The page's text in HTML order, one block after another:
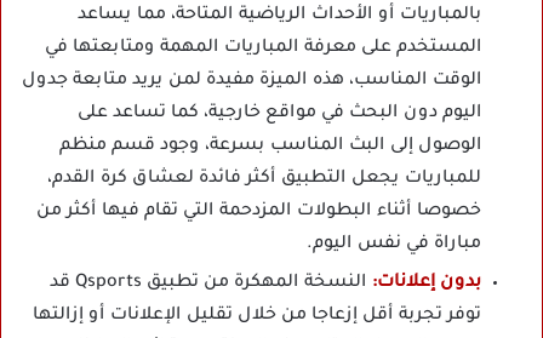
بالمباريات أو الأحداث الرياضية المتاحة، مما يساعد
المستخدم على معرفة المباريات المهمة ومتابعتها في
الوقت المناسب، هذه الميزة مفيدة لمن يريد متابعة جدول
اليوم دون البحث في مواقع خارجية، كما تساعد على
الوصول إلى البث المناسب بسرعة، وجود قسم منظم
للمباريات يجعل التطبيق أكثر فائدة لعشاق كرة القدم،
خصوصا أثناء البطولات المزدحمة التي تقام فيها أكثر من
مباراة في نفس اليوم.
بدون إعلانات:
النسخة المهكرة من تطبيق Qsports قد
توفر تجربة أقل إزعاجا من خلال تقليل الإعلانات أو إزالتها